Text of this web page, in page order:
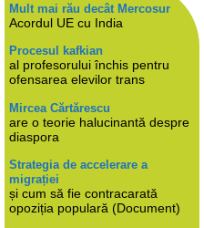
Mult mai rău decât Mercosur
Acordul UE cu India
Procesul kafkian
al profesorului închis pentru
ofensarea elevilor trans
Mircea Cărtărescu
are o teorie halucinantă despre
diaspora
Strategia de accelerare a
migrației
și cum să fie contracarată
opoziția populară (Document)